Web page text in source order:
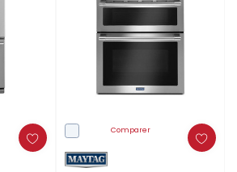
Comparer